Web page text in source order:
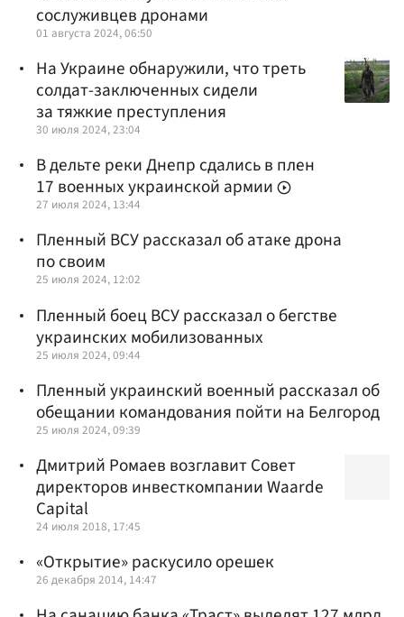
сослуживцев дронами
01 августа 2024, 06:50
На Украине обнаружили, что треть
солдат-заключенных сидели
за тяжкие преступления
30 июля 2024, 23:04
В дельте реки Днепр сдались в плен
17 военных украинской армии
27 июля 2024, 13:44
Пленный ВСУ рассказал об атаке дрона
по своим
25 июля 2024, 12:02
Пленный боец ВСУ рассказал о бегстве
украинских мобилизованных
25 июля 2024, 09:44
Пленный украинский военный рассказал об
обещании командования пойти на Белгород
25 июля 2024, 09:39
Дмитрий Ромаев возглавит Совет
директоров инвесткомпании Waarde
Capital
24 июля 2018, 17:45
«Открытие» раскусило орешек
26 декабря 2014, 14:47